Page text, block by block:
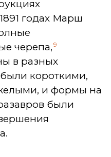
годах Марш
черепа, 9
в разных
короткими,
и формы на
были